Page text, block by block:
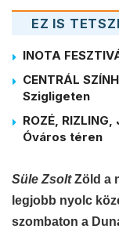
EZ IS
INOTA
CENTRÁL
Szigligeten
ROZÉ,
Óváros téren
Süle ZsoltZöld a
legjobb nyolc
szombaton a